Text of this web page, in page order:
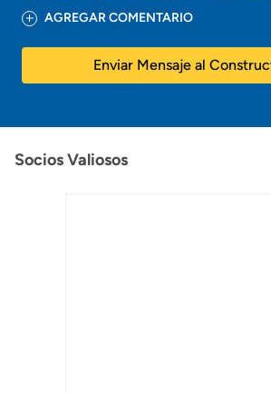
AGREGAR COMENTARIO
Enviar Mensaje al
Socios Valiosos